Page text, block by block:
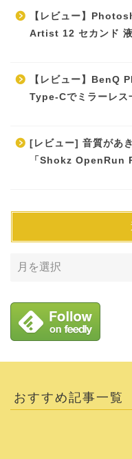
【レビュー】
Artist 12 セカンド 液
【レビュー】BenQ
Type-Cでミラーレス
[レビュー] 音質があ
「Shokz OpenRun
おすすめ記事一覧